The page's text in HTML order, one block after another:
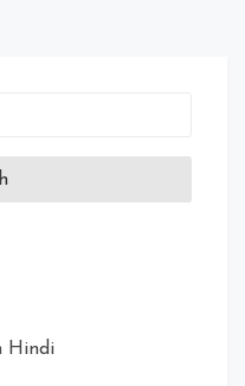
Hindi